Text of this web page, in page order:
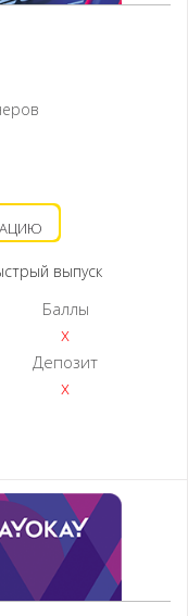
выпуск
Баллы
x
Депозит
x